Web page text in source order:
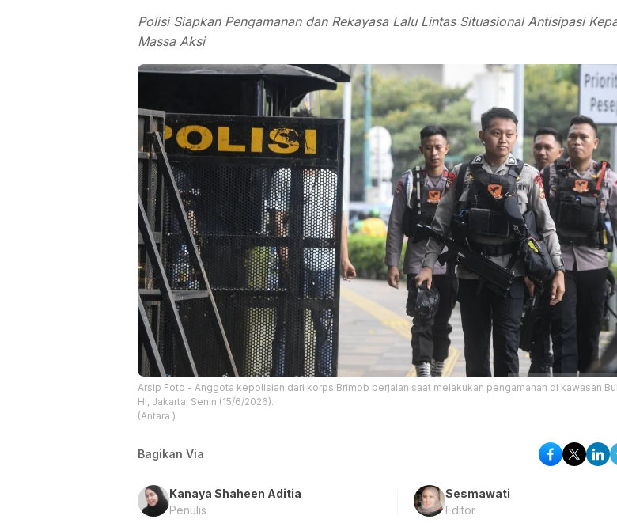
Polisi Siapkan Pengamanan dan Rekayasa Lalu Lintas Situasional Antisipasi
Massa Aksi
Arsip Foto - Anggota kepolisian dari korps Brimob berjalan saat melakukan pengamanan di kawasan
HI, Jakarta, Senin (15/6/2026).
(Antara )
Bagikan Via
Kanaya Shaheen Aditia
Penulis
Sesmawati
Editor